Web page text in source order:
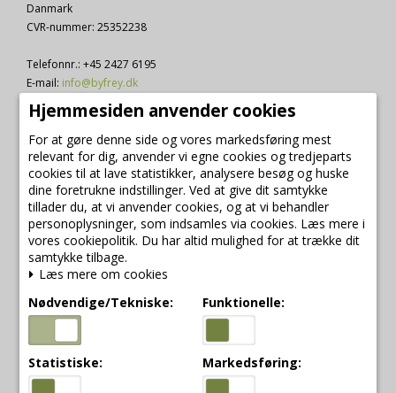
Danmark
CVR-nummer: 25352238
Telefonnr.: +45 2427 6195
E-mail: info@byfrey.dk
Sitemap
Mærker
2Have
A2 living lanterner
Aafod hævekurve
Accantus
Affari
Aquanova
Hjemmesiden anvender cookies
For at gøre denne side og vores markedsføring mest
relevant for dig, anvender vi egne cookies og tredjeparts
cookies til at lave statistikker, analysere besøg og huske
dine foretrukne indstillinger. Ved at give dit samtykke
tillader du, at vi anvender cookies, og at vi behandler
personoplysninger, som indsamles via cookies. Læs mere i
vores cookiepolitik. Du har altid mulighed for at trække dit
samtykke tilbage.
Læs mere om cookies
Nødvendige/Tekniske:
Funktionelle:
Statistiske: Markedsføring: